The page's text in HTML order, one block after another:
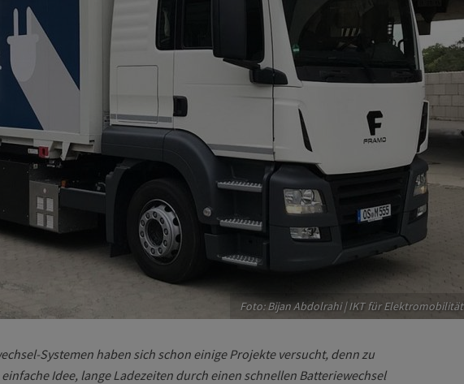
Foto: Bijan Abdolrahi | IKT für Elektromobilität
Systemen haben sich schon einige Projekte versucht, denn zu
Idee, lange Ladezeiten durch einen schnellen Batteriewechsel